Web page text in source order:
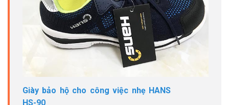
Giày bảo hộ cho công việc nhẹ HANS
HS-90